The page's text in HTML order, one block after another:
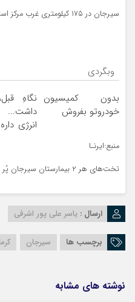
سیرجان در ۱۷۵ کیلومتری غرب مرکز استان کرمان قرار دارد.
وبگردی
بدون کمیسیون
خودروتو بفروش
نگاهِ
داشت...
انرژی داره
منبع:ایرنـا
تخت‌های هر ۲ بیمارستان سیرجان پُر شده است
ارسال : یاسر علی پور اشرفی
برچسب ها سیرجان
نوشته های مشابه